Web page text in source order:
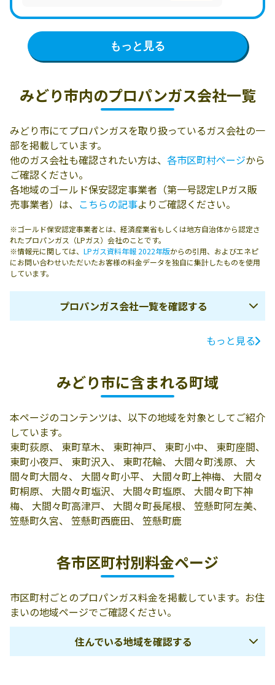
もっと見る
みどり市内のプロパンガス会社一覧
みどり市にてプロパンガスを取り扱っているガス会社の一
部を掲載しています。
他のガス会社も確認されたい方は、 各市区町村ページから
ご確認ください。
各地域のゴールド保安認定事業者（第一号認定LPガス販
売事業者）は、 こちらの記事よりご確認ください。
※ゴールド保安認定事業者とは、経済産業省もしくは地方自治体から認定さ
れたプロパンガス（LPガス）会社のことです。
※情報元に関しては、 LPガス資料年報 2022年版からの引用、およびエネピ
にお問い合わせいただいたお客様の料金データを独自に集計したものを使用
しています。
プロパンガス会社一覧を確認する
電話番号
市大間々町大
間々1304
有限会社三島屋
商店
みどり市東町花
0277-97-2620
品田商店
みどり市笠懸町
鹿2909
0277-76-2502
大間々ガス協同
組合
みどり市大間々
町大間々1230
0277-72-1719
町大間々1649-1
社／プロパン部
376-0101 みどり
市大間々町大
間々1649-1
市笠懸町西鹿田
もっと見る
みどり市に含まれる町域
本ページのコンテンツは、以下の地域を対象としてご紹介
しています。
東町荻原、 東町草木、 東町神戸、 東町小中、 東町座間、
東町小夜戸、 東町沢入、 東町花輪、 大間々町浅原、 大
間々町大間々、 大間々町小平、 大間々町上神梅、 大間々
町桐原、 大間々町塩沢、 大間々町塩原、 大間々町下神
梅、 大間々町高津戸、 大間々町長尾根、 笠懸町阿左美、
笠懸町久宮、 笠懸町西鹿田、 笠懸町鹿
各市区町村別料金ページ
市区町村ごとのプロパンガス料金を掲載しています。お住
まいの地域ページでご確認ください。
住んでいる地域を確認する